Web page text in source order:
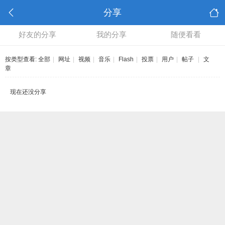
分享
好友的分享 我的分享 随便看看
按类型查看: 全部 网址 视频 音乐 Flash 投票 用户 帖子
文
章
现在还没分享